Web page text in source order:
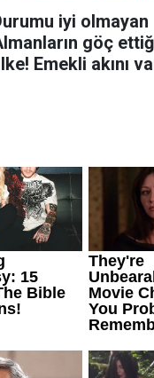
iyi olmayan
göç
Emekli akını